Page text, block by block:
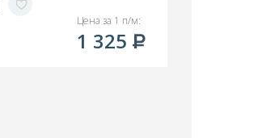
Цена за 1 п/м:
1 325